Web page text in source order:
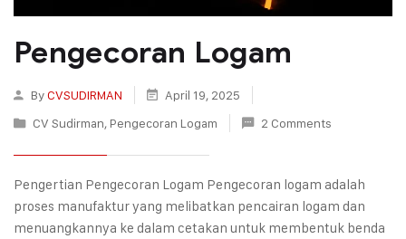
Pengecoran Logam
ByCVSUDIRMAN
April 19, 2025
CV Sudirman, Pengecoran Logam 2 Comments
Pengertian Pengecoran Logam Pengecoran logam adalah
proses manufaktur yang melibatkan pencairan logam dan
menuangkannya ke dalam cetakan untuk membentuk benda